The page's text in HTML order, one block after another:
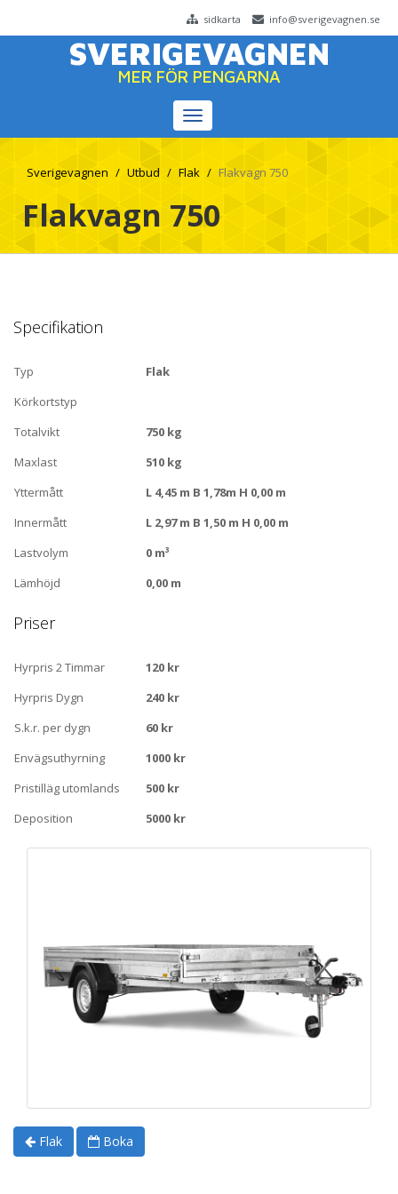
sidkarta info@sverigevagnen.se
SVERIGEVAGNEN
MER FÖR PENGARNA
Toggle
navigation
Sverigevagnen Utbud Flak Flakvagn 750
Flakvagn 750
Specifikation
Typ
Flak
Körkortstyp
Totalvikt
750 kg
Maxlast
510 kg
Yttermått
L 4,45 m B 1,78m H 0,00 m
Innermått
L 2,97 m B 1,50 m H 0,00 m
Lastvolym
0 m³
Lämhöjd
0,00 m
Priser
Hyrpris 2 Timmar
120 kr
Hyrpris Dygn
240 kr
S.k.r. per dygn
60 kr
Envägsuthyrning
1000 kr
Pristilläg utomlands
500 kr
Deposition
5000 kr
Flak Boka